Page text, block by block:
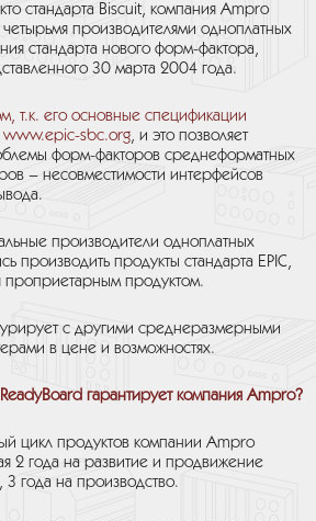
стандарта Biscuit, компания Ampro
производителями одноплатных
стандарта нового форм-фактора,
30 марта 2004 года.
т.к. его основные спецификации
www.epic-sbc.org, и это позволяет
форм-факторов среднеформатных
– несовместимости интерфейсов
производители одноплатных
производить продукты стандарта EPIC,
проприетарным продуктом.
с другими среднеразмерными
в цене и возможностях.
гарантирует компания Ampro?
цикл продуктов компании Ampro
2 года на развитие и продвижение
года на производство.